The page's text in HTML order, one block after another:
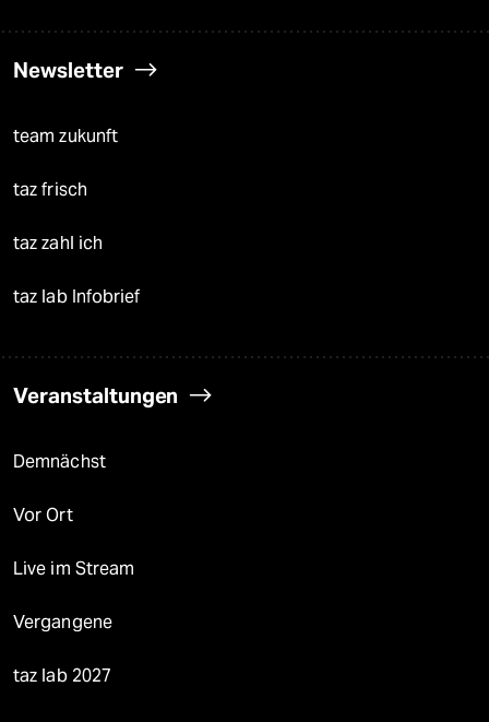
Newsletter
team zukunft
taz frisch
taz zahl ich
taz lab Infobrief
Veranstaltungen
Demnächst
Vor Ort
Live im Stream
Vergangene
taz lab 2027